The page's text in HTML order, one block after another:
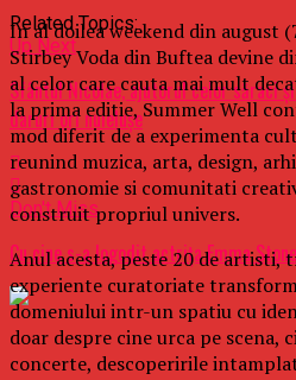
Related Topics:
Up Next
Sfântul Nicolae, ajutorul celor săraci
daruri ori nuieluşe
Don't Miss
Cu cine s-a logodit actriţa Emma Stone
In al doilea weekend din august
Stirbey Voda din Buftea devine
al celor care cauta mai mult
la prima editie, Summer Well
mod diferit de a experimenta
reunind muzica, arta, design,
gastronomie si comunitati
construit propriul univers.
Anul acesta, peste 20 de artisti,
experiente curatoriate
domeniului intr-un spatiu cu
doar despre cine urca pe scena,
concerte, descoperirile